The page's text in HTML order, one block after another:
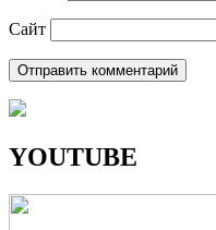
Сайт
YOUTUBE